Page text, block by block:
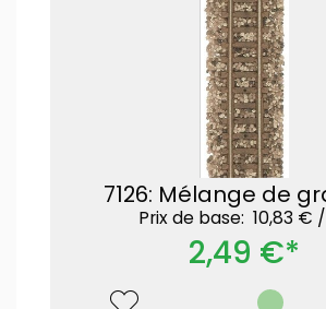
7126: Mélange de
Prix ​​de base: 10,83 € /
2,49 €*